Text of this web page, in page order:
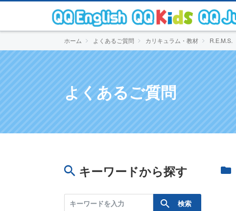
ホーム よくあるご質問 カリキュラム・教材 R.E.M.S.
よくあるご質問
キーワードから探す